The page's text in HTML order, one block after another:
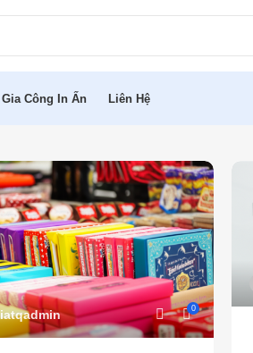
Công In Ấn Liên Hệ
0